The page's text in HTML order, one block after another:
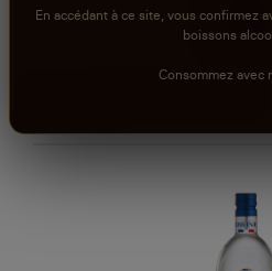
En accédant à ce site, vous confirmez
boissons
Consommez avec